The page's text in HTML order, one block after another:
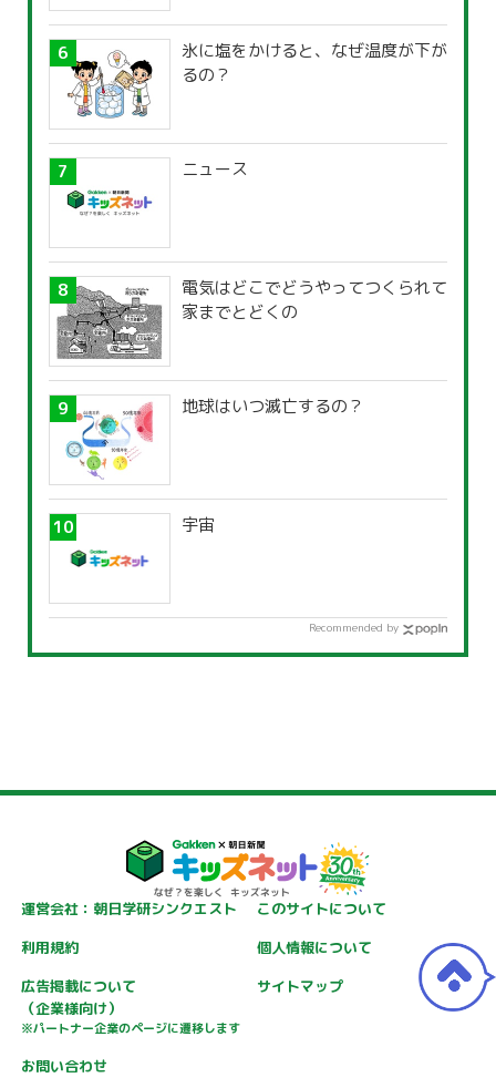
氷に塩をかけると、なぜ温度が下が
るの？
ニュース
電気はどこでどうやってつくられて
家までとどくの
地球はいつ滅亡するの？
宇宙
Recommended by
運営会社：朝日学研シンクエスト
このサイトについて
利用規約
個人情報について
広告掲載について
（企業様向け）
※パートナー企業のページに遷移します
サイトマップ
お問い合わせ